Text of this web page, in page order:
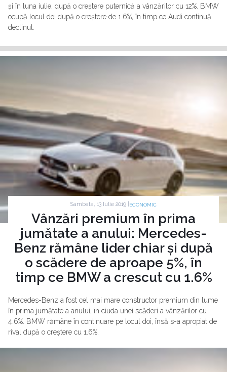
și în luna iulie, după o creștere puternică a vânzărilor cu 12%. BMW
ocupă locul doi după o creștere de 1.6%, în timp ce Audi continuă
declinul.
Sambata, 13 Iulie 2019 | ECONOMIC
Vânzări premium în prima
jumătate a anului: Mercedes-
Benz rămâne lider chiar și după
o scădere de aproape 5%, în
timp ce BMW a crescut cu 1.6%
Mercedes-Benz a fost cel mai mare constructor premium din lume
în prima jumătate a anului, în ciuda unei scăderi a vânzărilor cu
4.6%. BMW rămâne în continuare pe locul doi, însă s-a apropiat de
rival după o creștere cu 1.6%.